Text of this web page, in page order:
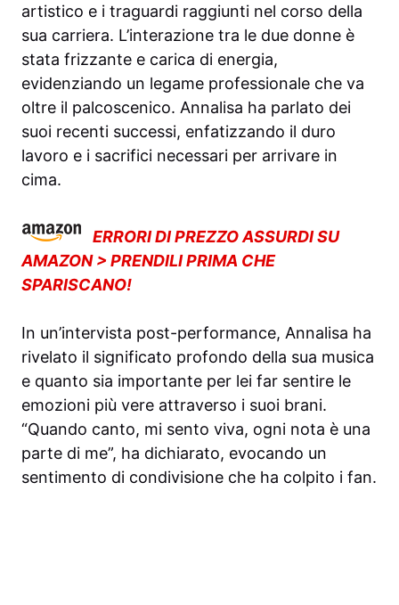
artistico e i traguardi raggiunti nel corso della
sua carriera. L’interazione tra le due donne è
stata frizzante e carica di energia,
evidenziando un legame professionale che va
oltre il palcoscenico. Annalisa ha parlato dei
suoi recenti successi, enfatizzando il duro
lavoro e i sacrifici necessari per arrivare in
cima.
ERRORI DI PREZZO ASSURDI SU
AMAZON > PRENDILI PRIMA CHE
SPARISCANO!
In un’intervista post-performance, Annalisa ha
rivelato il significato profondo della sua musica
e quanto sia importante per lei far sentire le
emozioni più vere attraverso i suoi brani.
“Quando canto, mi sento viva, ogni nota è una
parte di me”, ha dichiarato, evocando un
sentimento di condivisione che ha colpito i fan.